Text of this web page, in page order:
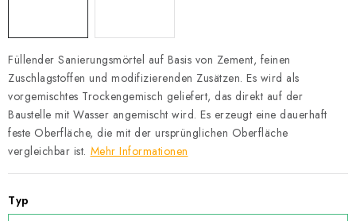
Füllender Sanierungsmörtel auf Basis von Zement, feinen
Zuschlagstoffen und modifizierenden Zusätzen. Es wird als
vorgemischtes Trockengemisch geliefert, das direkt auf der
Baustelle mit Wasser angemischt wird. Es erzeugt eine dauerhaft
feste Oberfläche, die mit der ursprünglichen Oberfläche
vergleichbar ist. Mehr Informationen
Typ